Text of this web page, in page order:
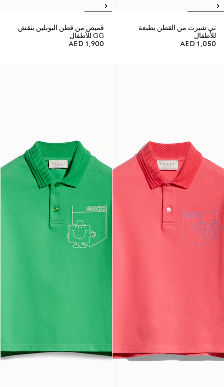
تي شيرت من القطن بطبعة
للأطفال
AED 1,050
قميص من قطن البوبلين بنقش
GG للأطفال
AED 1,900